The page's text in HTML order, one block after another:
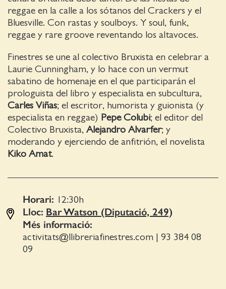
reggae en la calle a los sótanos del Crackers y el
Bluesville. Con rastas y soulboys. Y soul, funk,
reggae y rare groove reventando los altavoces.
Finestres se une al colectivo Bruxista en celebrar a
Laurie Cunningham, y lo hace con un vermut
sabatino de homenaje en el que participarán el
prologuista del libro y especialista en subcultura,
Carles Viñas; el escritor, humorista y guionista (y
especialista en reggae) Pepe Colubi; el editor del
Colectivo Bruxista, Alejandro Alvarfer; y
moderando y ejerciendo de anfitrión, el novelista
Kiko Amat.
Horari: 12:30 h
Lloc: Bar Watson (Diputació, 249)
Més informació:
activitats@llibreriafinestres.com
93 384 08
09